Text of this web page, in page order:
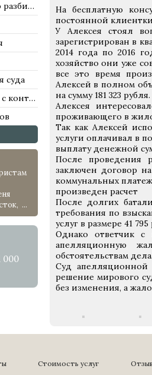
Посещение судебного разбирательства
суда
Ведение переговоров с контрагентами
...
000
На бесплатную
постоянной
У Алексея стоял
зарегистрирован в
2014 года по 2016
хозяйство они уже
все это время
Алексей в полном
на сумму 181 323 рубля.
Алексея
проживающего в
Так как Алексей
услуги оплачивал в
выплату денежной
После проведения
заключен договор
коммунальных
произведен расчет
После долгих
требования по
услуг в размере 41
Однако ответчик с
апелляционную
обстоятельствам дела.
Суд
решение мирового
без изменения, а
Стоимость услуг